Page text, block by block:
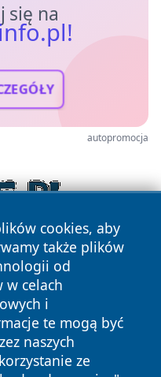
się na
autopromocja
cookies, aby
także plików
od
w celach
i
te mogą być
naszych
ze
prawa